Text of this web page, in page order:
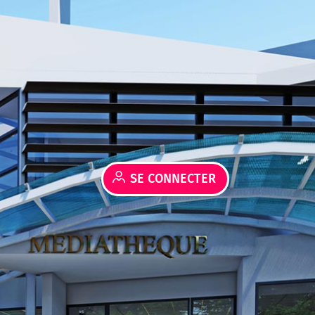
SE CONNECTER